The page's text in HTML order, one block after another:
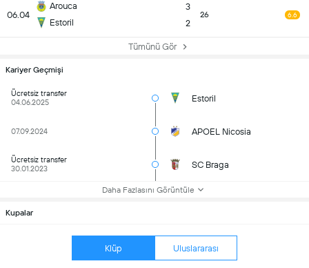
06.04
Arouca
Estoril
3
2
26 6.6
Tümünü Gör
Kariyer Geçmişi
Ücretsiz transfer
04.06.2025
Estoril
07.09.2024 APOEL Nicosia
Ücretsiz transfer
30.01.2023
SC Braga
Daha Fazlasını Görüntüle
Kupalar
Klüp Uluslararası